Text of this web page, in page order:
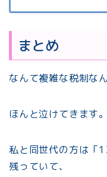
まとめ
なんて複雑な税制な
ほんと泣けてきます。
私と同世代の方は「
残っていて、